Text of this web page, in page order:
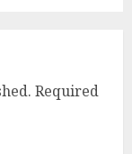
Required